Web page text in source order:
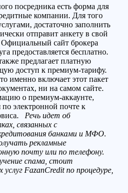
посредника есть форма для
компании. Для того
достаточно заполнить
отправит анкету в свой
Официальный сайт брокера
предоставляется бесплатно.
предлагает платную
доступ к премиум-тарифу.
именно включает этот пакет
ни на самом сайте.
о премиум-аккаунте,
по электронной почте к
Речь идет об
связанных с
банками и МФО.
рекламные
почту или по телефону.
спама, стоит
FazanCreditпо процедуре,